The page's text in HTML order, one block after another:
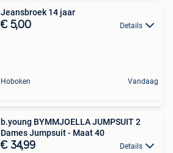
Jeansbroek 14 jaar
€ 5,00 Details
Hoboken Vandaag
b.young BYMMJOELLA JUMPSUIT 2
Dames Jumpsuit - Maat 40
€ 34,99 Details